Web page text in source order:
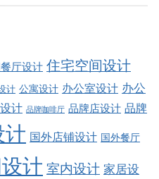
厅设计 住宅空间设计
计 公寓设计 办公室设计 办公
计 品牌咖啡厅 品牌店设计 品牌
计 国外店铺设计 国外餐厅
计 室内设计 家居设